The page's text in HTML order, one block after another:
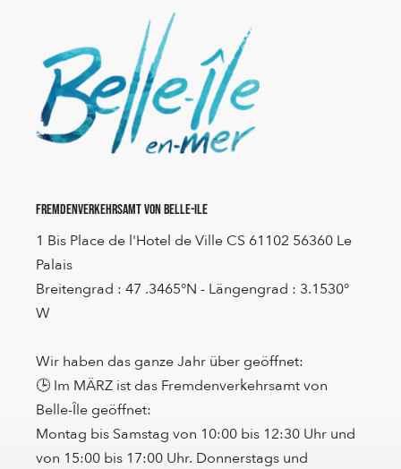
Fremdenverkehrsamt von Belle-Ile
1 Bis Place de l'Hotel de Ville CS 61102 56360 Le
Palais
Breitengrad : 47 .3465°N - Längengrad : 3.1530°
W
Wir haben das ganze Jahr über geöffnet:
🕒 Im MÄRZ ist das Fremdenverkehrsamt von
Belle-Île geöffnet:
Montag bis Samstag von 10:00 bis 12:30 Uhr und
von 15:00 bis 17:00 Uhr. Donnerstags und